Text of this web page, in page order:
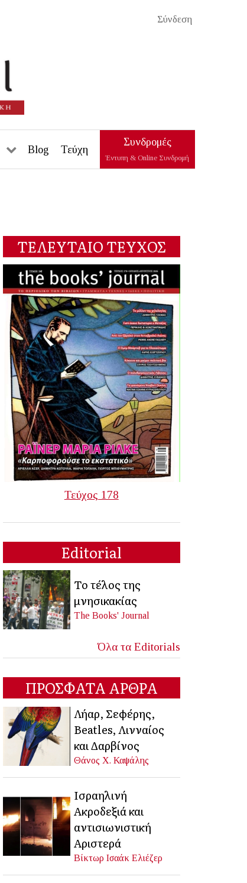
Σύνδεση
Blog Τεύχη
Συνδρομές
Έντυπη & Online Συνδρομή
ΤΕΛΕΥΤΑΙΟ ΤΕΥΧΟΣ
Τεύχος 178
Editorial
Το τέλος της
μνησικακίας
The Books' Journal
Όλα τα Editorials
ΠΡΟΣΦΑΤΑ ΑΡΘΡΑ
Λήαρ, Σεφέρης,
Beatles, Λινναίος
και Δαρβίνος
Θάνος Χ. Καψάλης
Ισραηλινή
Ακροδεξιά και
αντισιωνιστική
Αριστερά
Βίκτωρ Ισαάκ Ελιέζερ